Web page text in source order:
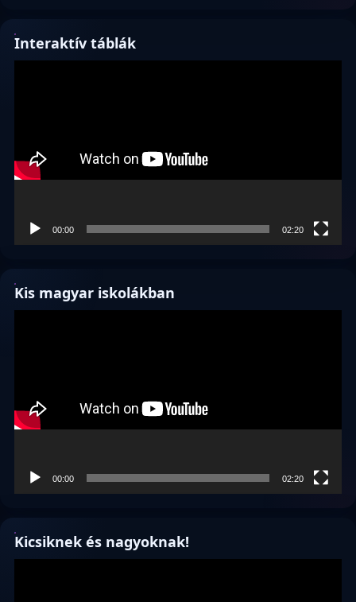
Interaktív táblák
00:00 02:20
Kis magyar iskolákban
00:00 02:20
Kicsiknek és nagyoknak!